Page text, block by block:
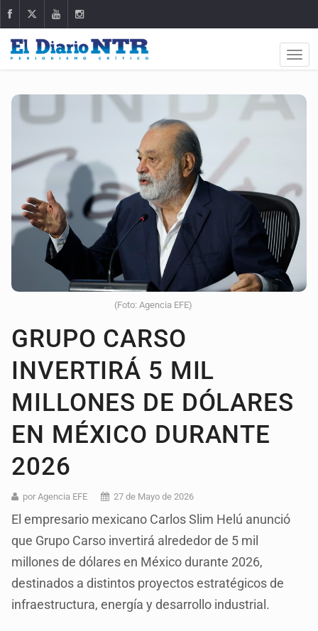
(Foto: Agencia EFE)
GRUPO CARSO
INVERTIRÁ 5 MIL
MILLONES DE DÓLARES
EN MÉXICO DURANTE
2026
por Agencia EFE 27 de Mayo de 2026
El empresario mexicano Carlos Slim Helú anunció
que Grupo Carso invertirá alrededor de 5 mil
millones de dólares en México durante 2026,
destinados a distintos proyectos estratégicos de
infraestructura, energía y desarrollo industrial.